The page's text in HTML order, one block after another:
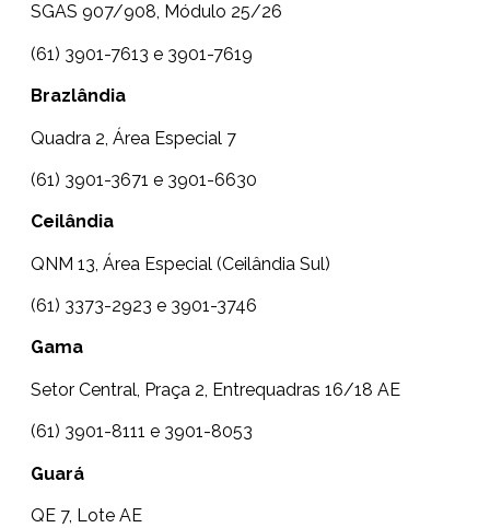
SGAS 907/908, Módulo 25/26
(61) 3901-7613 e 3901-7619
Brazlândia
Quadra 2, Área Especial 7
(61) 3901-3671 e 3901-6630
Ceilândia
QNM 13, Área Especial (Ceilândia Sul)
(61) 3373-2923 e 3901-3746
Gama
Setor Central, Praça 2, Entrequadras 16/18 AE
(61) 3901-8111 e 3901-8053
Guará
QE 7, Lote AE